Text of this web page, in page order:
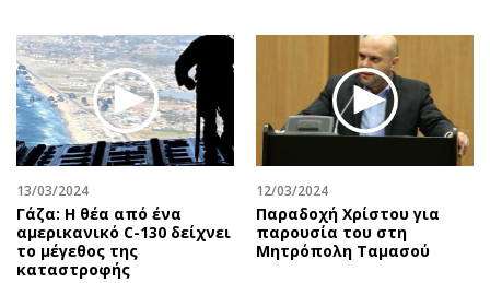
Δημοσκοπήσεις
Διπλωματία
Αθλητισμός
Κύπρος
Διεθνή
Κληρώσεις Allwyn
Οικονομική
Ζητούν εργασία
Θέσεις εργασίας
Geek
Social
Αυτοκίνηση
13/03/2024
Γάζα: Η θέα από ένα
αμερικανικό C-130 δείχνει
το μέγεθος της
καταστροφής
12/03/2024
Παραδοχή Χρίστου για
παρουσία του στη
Μητρόπολη Ταμασού